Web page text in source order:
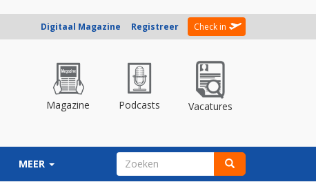
Digitaal Magazine Registreer Check in
Magazine Podcasts Vacatures
MEER ZOEKVELD